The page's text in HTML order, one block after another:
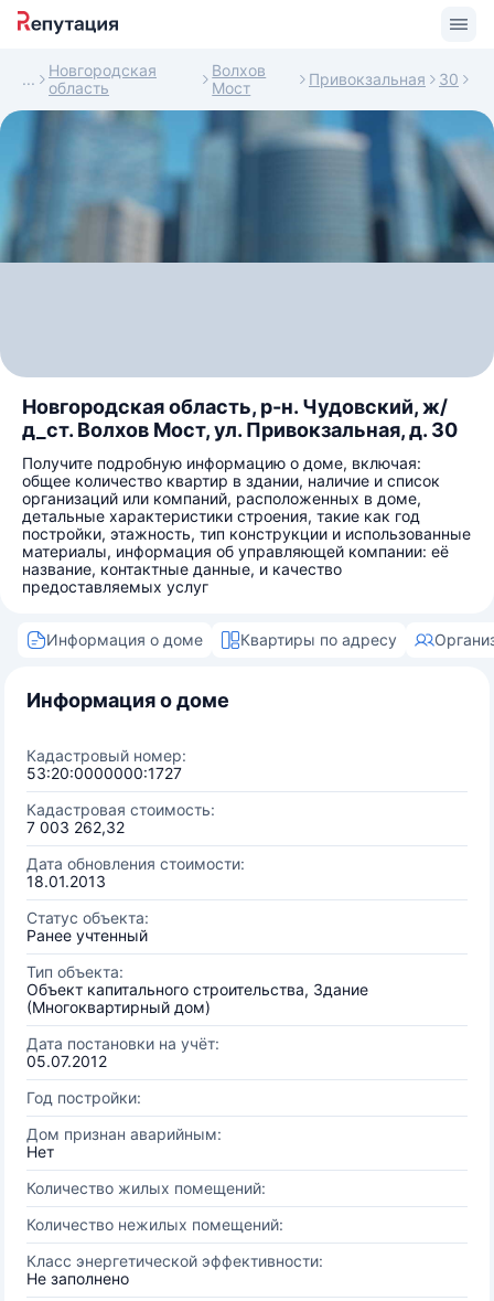
Новгородская
область
Волхов
Мост
Привокзальная 30
Новгородская область, р-н. Чудовский, ж/
д_ст. Волхов Мост, ул. Привокзальная, д. 30
Получите подробную информацию о доме, включая:
общее количество квартир в здании, наличие и список
организаций или компаний, расположенных в доме,
детальные характеристики строения, такие как год
постройки, этажность, тип конструкции и использованные
материалы, информация об управляющей компании: её
название, контактные данные, и качество
предоставляемых услуг
Информация о доме Квартиры по адресу
Информация о доме
Кадастровый номер:
53:20:0000000:1727
Кадастровая стоимость:
7 003 262,32
Дата обновления стоимости:
18.01.2013
Статус объекта:
Ранее учтенный
Тип объекта:
Объект капитального строительства, Здание
(Многоквартирный дом)
Дата постановки на учёт:
05.07.2012
Год постройки:
Дом признан аварийным:
Нет
Количество жилых помещений:
Количество нежилых помещений:
Класс энергетической эффективности:
Не заполнено